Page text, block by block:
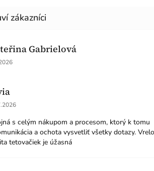
Gabrielová
obchodu je 5 z 5 hvězdiček.
obchodu je 5 z 5 hvězdiček.
s celým nákupom a procesom, ktorý k tomu
a ochota vysvetliť všetky dotazy. Vrelo
tetovačiek je úžasná